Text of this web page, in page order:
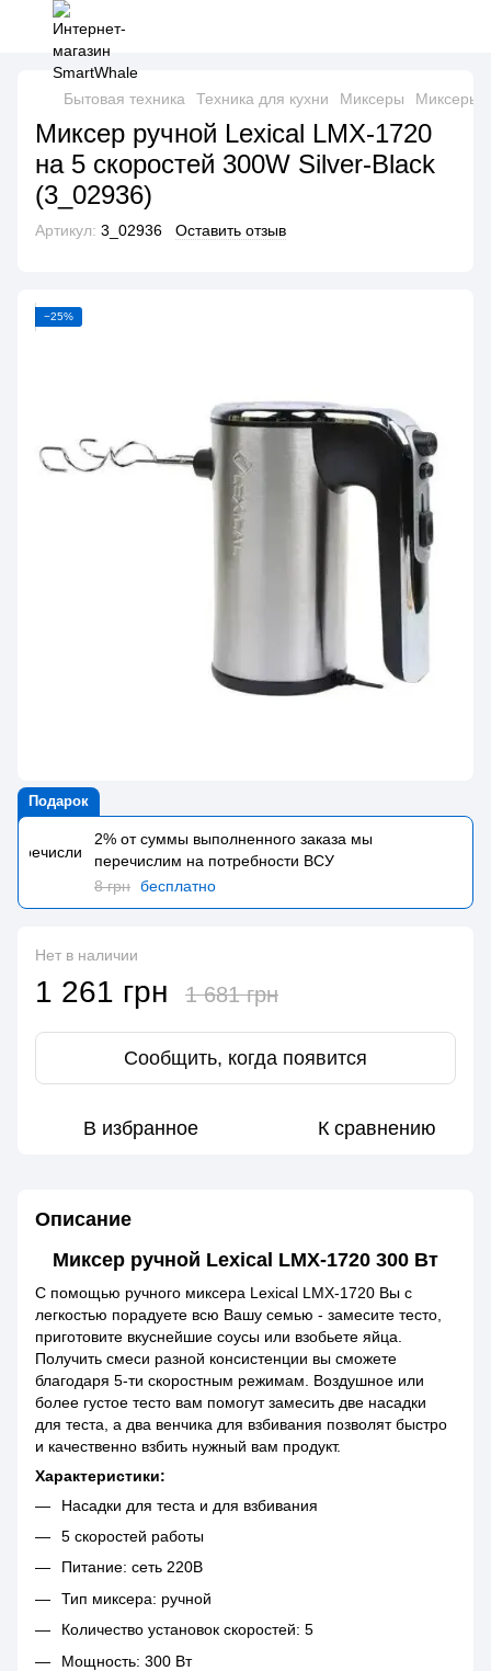
Бытовая техника Техника для кухни Миксеры Миксеры
Миксер ручной Lexical LMX-1720
на 5 скоростей 300W Silver-Black
(3_02936)
Артикул: 3_02936 Оставить отзыв
−25%
Подарок
2% от суммы выполненного заказа мы
перечислим на потребности BCУ
8 грн бесплатно
Нет в наличии
1 261 грн 1 681 грн
Сообщить, когда появится
В избранное К сравнению
Описание
Миксер ручной Lexical LMX-1720 300 Вт
С помощью ручного миксера Lexical LMX-1720 Вы с
легкостью порадуете всю Вашу семью - замесите тесто,
приготовите вкуснейшие соусы или взобьете яйца.
Получить смеси разной консистенции вы сможете
благодаря 5-ти скоростным режимам. Воздушное или
более густое тесто вам помогут замесить две насадки
для теста, а два венчика для взбивания позволят быстро
и качественно взбить нужный вам продукт.
Характеристики:
Насадки для теста и для взбивания
5 скоростей работы
Питание: сеть 220В
Тип миксера: ручной
Количество установок скоростей: 5
Мощность: 300 Вт